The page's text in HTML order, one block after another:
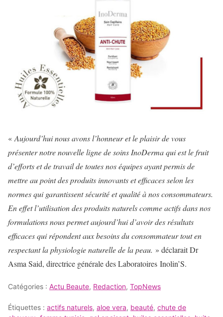
« Aujourd’hui nous avons l’honneur et le plaisir de vous
présenter notre nouvelle ligne de soins InoDerma qui est le fruit
d’efforts et de travail de toutes nos équipes ayant permis de
mettre au point des produits innovants et efficaces selon les
normes qui garantissent sécurité et qualité à nos consommateurs.
En effet l’utilisation des produits naturels comme actifs dans nos
formulations nous permet aujourd’hui d’avoir des résultats
efficaces qui répondent aux besoins du consommateur tout en
respectant la physiologie naturelle de la peau. » déclarait Dr
Asma Said, directrice générale des Laboratoires Inolin’S.
Catégories : Actu Beaute, Redaction, TopNews
Étiquettes : actifs naturels, aloe vera, beauté, chute de